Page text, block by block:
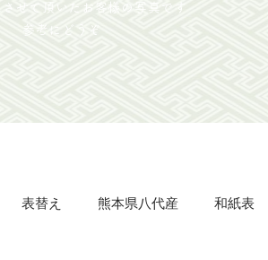
させて頂いたお客様の写真です
参考にどうぞ
表替え 熊本県八代産 和紙表